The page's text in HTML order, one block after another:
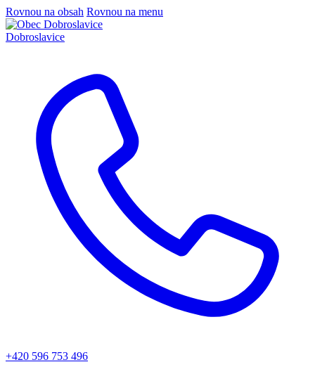
Rovnou na obsah Rovnou na menu
Dobroslavice
+420 596 753 496